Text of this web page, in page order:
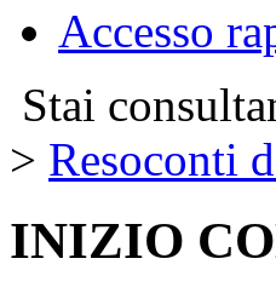
Accesso
Stai
> Resoconti
INIZIO